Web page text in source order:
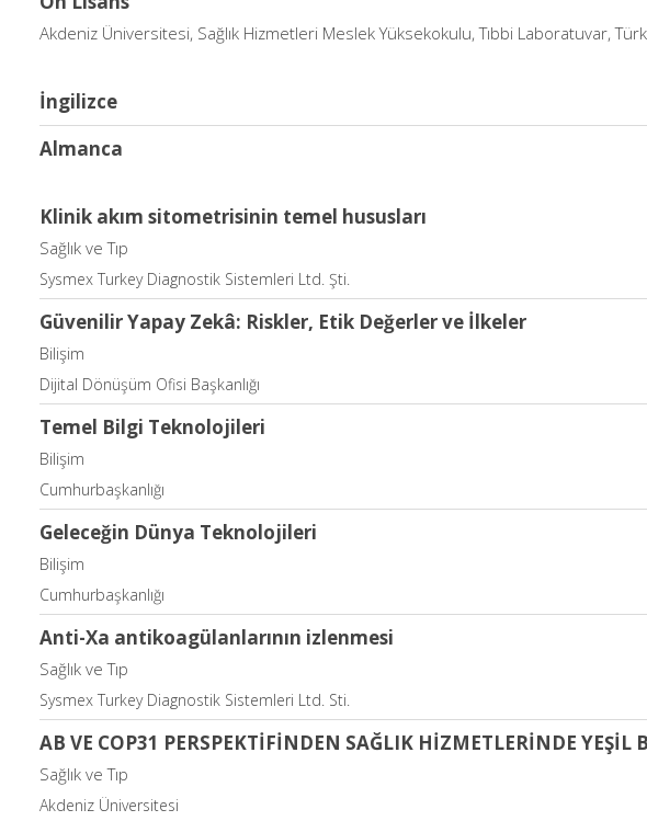
Akdeniz Üniversitesi, Sağlık Hizmetleri Meslek Yüksekokulu, Tıbbi Laboratuvar,
İngilizce
Almanca
Klinik akım sitometrisinin temel hususları
Sağlık ve Tıp
Sysmex Turkey Diagnostik Sistemleri Ltd. Şti.
Güvenilir Yapay Zekâ: Riskler, Etik Değerler ve İlkeler
Bilişim
Dijital Dönüşüm Ofisi Başkanlığı
Temel Bilgi Teknolojileri
Bilişim
Cumhurbaşkanlığı
Geleceğin Dünya Teknolojileri
Bilişim
Cumhurbaşkanlığı
Anti-Xa antikoagülanlarının izlenmesi
Sağlık ve Tıp
Sysmex Turkey Diagnostik Sistemleri Ltd. Sti.
AB VE COP31 PERSPEKTİFİNDEN SAĞLIK HİZMETLERİNDE YEŞİL
Sağlık ve Tıp
Akdeniz Üniversitesi